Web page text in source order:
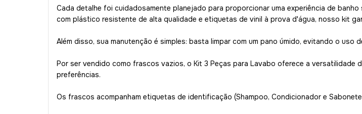
Cada detalhe foi cuidadosamente planejado para proporcionar uma experiência de
com plástico resistente de alta qualidade e etiquetas de vinil à prova d'água, nosso kit
Além disso, sua manutenção é simples: basta limpar com um pano úmido, evitando o
Por ser vendido como frascos vazios, o Kit 3 Peças para Lavabo oferece a versatilidade
preferências.
Os frascos acompanham etiquetas de identificação (Shampoo, Condicionador e